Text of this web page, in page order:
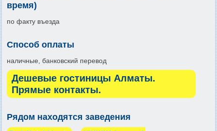
время)
по факту въезда
Способ оплаты
наличные, банковский перевод
Дешевые гостиницы Алматы.
Прямые контакты.
Рядом находятся заведения